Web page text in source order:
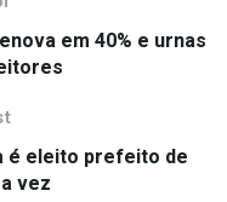
em 40% e urnas
é eleito prefeito de
vez